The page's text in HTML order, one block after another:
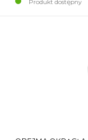
Produkt dostępny